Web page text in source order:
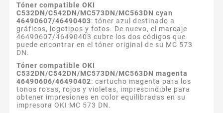
Tóner compatible OKI
C532DN/C542DN/MC573DN/MC563DN cyan
46490607/46490403: tóner azul destinado a
gráficos, logotipos y fotos. De nuevo, el marcaje
46490607/46490403 cubre los dos códigos que
puede encontrar en el tóner original de su MC 573
DN.
Tóner compatible OKI
C532DN/C542DN/MC573DN/MC563DN magenta
46490606/46490402: cartucho magenta para los
tonos rosas, rojos y violetas, imprescindible para
obtener impresiones en color equilibradas en su
impresora OKI MC 573 DN.